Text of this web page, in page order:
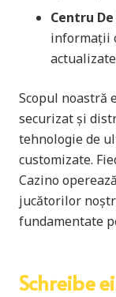
Centru
informații
Scopul noastră
securizat și
tehnologie de
customizate.
Cazino
jucătorilor
fundamentate
Schreibe